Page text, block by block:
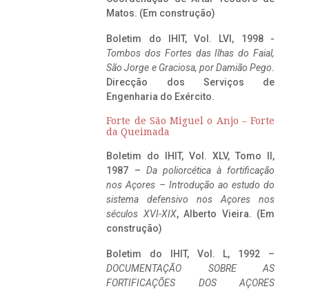
Matos. (Em construção)
Boletim do IHIT, Vol. LVI, 1998 -
Tombos dos Fortes das Ilhas do Faial,
São Jorge e Graciosa, por Damião Pego.
Direcção dos Serviços de
Engenharia do Exército.
Forte de São Miguel o Anjo – Forte
da Queimada
Boletim do IHIT, Vol. XLV, Tomo II,
1987 – Da poliorcética à fortificação
nos Açores – Introdução ao estudo do
sistema defensivo nos Açores nos
séculos XVI-XIX, Alberto Vieira. (Em
construção)
Boletim do IHIT, Vol. L, 1992 –
DOCUMENTAÇÃO SOBRE AS
FORTIFICAÇÕES DOS AÇORES